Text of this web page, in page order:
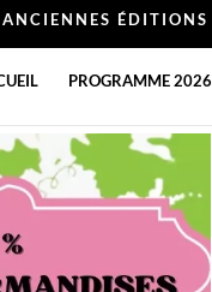
ANCIENNES ÉDITIONS
PROGRAMME 2026